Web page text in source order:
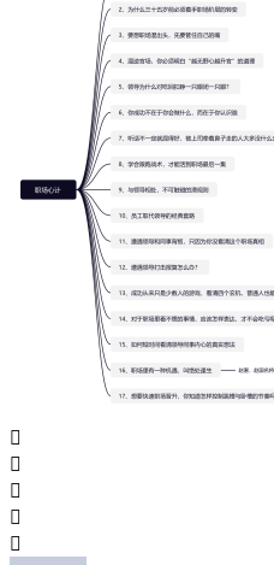




